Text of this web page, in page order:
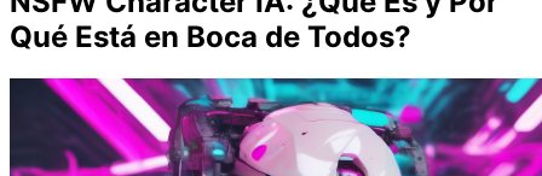
Qué Está en Boca de Todos?